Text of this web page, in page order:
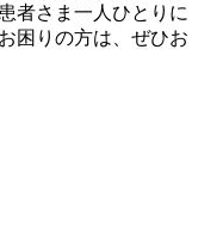
者さま一人ひとりに
困りの方は、ぜひお